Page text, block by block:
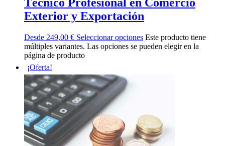
Técnico Profesional en Comercio
Exterior y Exportación
Desde 249,00 € Seleccionar opciones Este producto tiene
múltiples variantes. Las opciones se pueden elegir en la
página de producto
¡Oferta!